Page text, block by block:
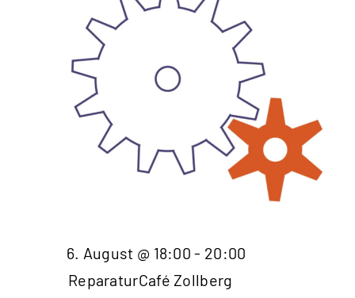
6. August @ 18:00 - 20:00
ReparaturCafé Zollberg